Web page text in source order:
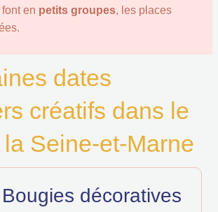
en petits groupes, les places
dates
créatifs dans le
Seine-et-Marne
décoratives